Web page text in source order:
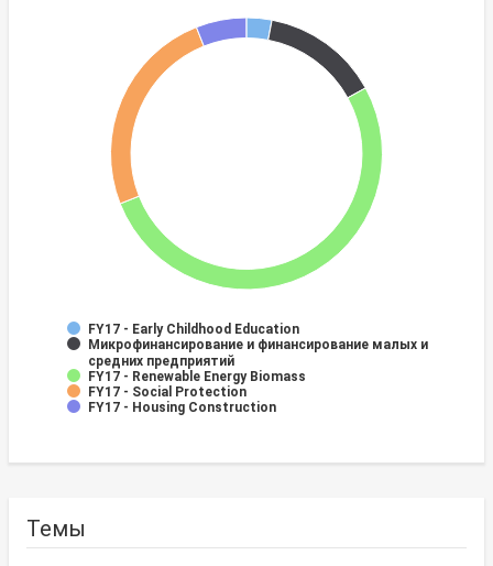
FY17 - Early Childhood Education
Микрофинансирование и финансирование малых и
средних предприятий
FY17 - Renewable Energy Biomass
FY17 - Social Protection
FY17 - Housing Construction
Темы